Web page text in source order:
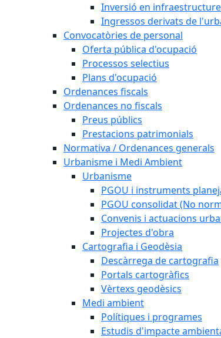
Inversió en
Ingressos derivats de
Convocatòries de personal
Oferta pública d'ocupació
Processos selectius
Plans d'ocupació
Ordenances fiscals
Ordenances no fiscals
Preus públics
Prestacions patrimonials
Normativa / Ordenances generals
Urbanisme i Medi Ambient
Urbanisme
PGOU i instruments
PGOU consolidat (No
Convenis i actuacions
Projectes d'obra
Cartografia i Geodèsia
Descàrrega de cartografia
Portals cartogràfics
Vèrtexs geodèsics
Medi ambient
Polítiques i programes
Estudis d'impacte